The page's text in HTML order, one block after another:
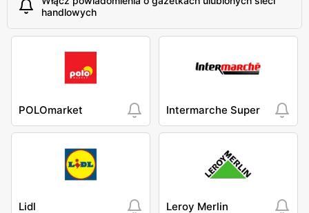
handlowych
POLOmarket Intermarche Super
Lidl Leroy Merlin